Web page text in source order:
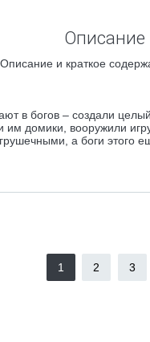
Описание
Описание и краткое
в богов – создали
им домики, вооружили
а боги
1 2 3